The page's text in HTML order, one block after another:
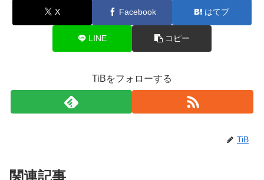
X Facebook はてブ
LINE コピー
TiBをフォローする
TiB
関連記事